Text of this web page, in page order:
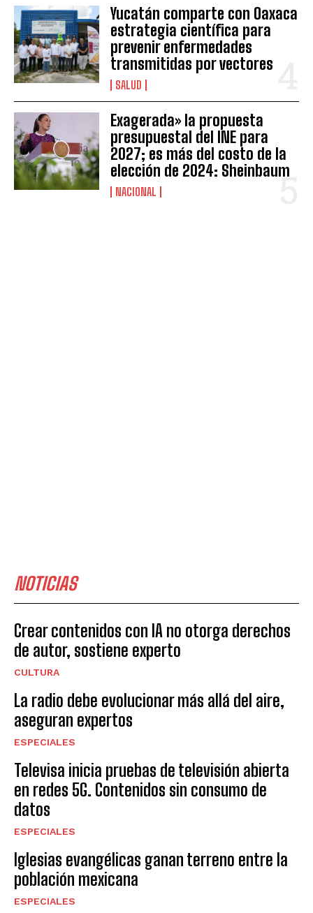
Yucatán comparte con Oaxaca
estrategia científica para
prevenir enfermedades
transmitidas por vectores
SALUD
Exagerada» la propuesta
presupuestal del INE para
2027; es más del costo de la
elección de 2024: Sheinbaum
NACIONAL
NOTICIAS
Crear contenidos con IA no otorga derechos
de autor, sostiene experto
CULTURA
La radio debe evolucionar más allá del aire,
aseguran expertos
ESPECIALES
Televisa inicia pruebas de televisión abierta
en redes 5G. Contenidos sin consumo de
datos
ESPECIALES
Iglesias evangélicas ganan terreno entre la
población mexicana
ESPECIALES